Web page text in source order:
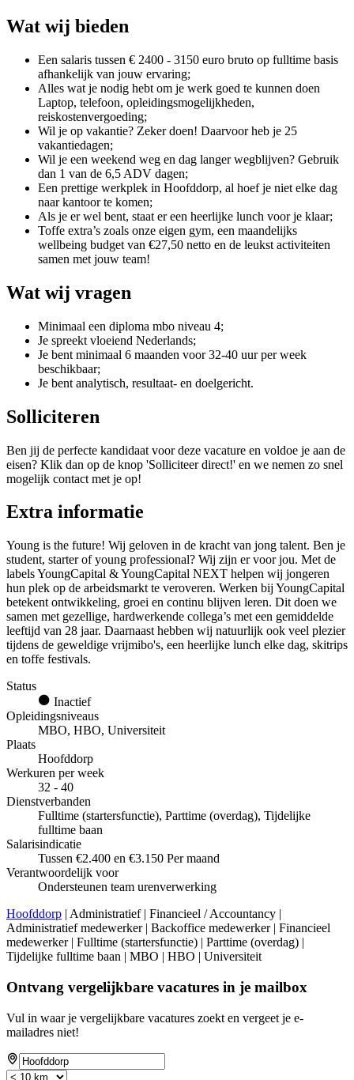
Wat wij bieden
Een salaris tussen € 2400 - 3150 euro bruto op fulltime basis
afhankelijk van jouw ervaring;
Alles wat je nodig hebt om je werk goed te kunnen doen
Laptop, telefoon, opleidingsmogelijkheden,
reiskostenvergoeding;
Wil je op vakantie? Zeker doen! Daarvoor heb je 25
vakantiedagen;
Wil je een weekend weg en dag langer wegblijven? Gebruik
dan 1 van de 6,5 ADV dagen;
Een prettige werkplek in Hoofddorp, al hoef je niet elke dag
naar kantoor te komen;
Als je er wel bent, staat er een heerlijke lunch voor je klaar;
Toffe extra’s zoals onze eigen gym, een maandelijks
wellbeing budget van €27,50 netto en de leukst activiteiten
samen met jouw team!
Wat wij vragen
Minimaal een diploma mbo niveau 4;
Je spreekt vloeiend Nederlands;
Je bent minimaal 6 maanden voor 32-40 uur per week
beschikbaar;
Je bent analytisch, resultaat- en doelgericht.
Solliciteren
Ben jij de perfecte kandidaat voor deze vacature en voldoe je aan de
eisen? Klik dan op de knop 'Solliciteer direct!' en we nemen zo snel
mogelijk contact met je op!
Extra informatie
Young is the future! Wij geloven in de kracht van jong talent. Ben je
student, starter of young professional? Wij zijn er voor jou. Met de
labels YoungCapital & YoungCapital NEXT helpen wij jongeren
hun plek op de arbeidsmarkt te veroveren. Werken bij YoungCapital
betekent ontwikkeling, groei en continu blijven leren. Dit doen we
samen met gezellige, hardwerkende collega’s met een gemiddelde
leeftijd van 28 jaar. Daarnaast hebben wij natuurlijk ook veel plezier
tijdens de geweldige vrijmibo's, een heerlijke lunch elke dag, skitrips
en toffe festivals.
Status
Inactief
Opleidingsniveaus
MBO, HBO, Universiteit
Plaats
Hoofddorp
Werkuren per week
32 - 40
Dienstverbanden
Fulltime (startersfunctie), Parttime (overdag), Tijdelijke
fulltime baan
Salarisindicatie
Tussen €2.400 en €3.150 Per maand
Verantwoordelijk voor
Ondersteunen team urenverwerking
Hoofddorp | Administratief | Financieel / Accountancy |
Administratief medewerker | Backoffice medewerker | Financieel
medewerker | Fulltime (startersfunctie) | Parttime (overdag) |
Tijdelijke fulltime baan | MBO | HBO | Universiteit
Ontvang vergelijkbare vacatures in je mailbox
Vul in waar je vergelijkbare vacatures zoekt en vergeet je e-
mailadres niet!